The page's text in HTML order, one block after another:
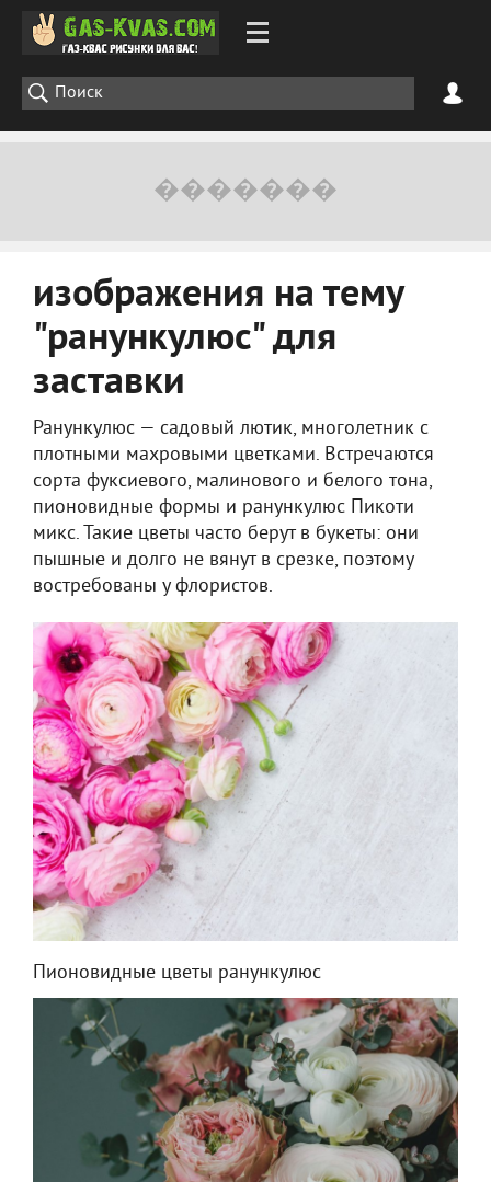
изображения на тему
"ранункулюс" для
заставки
Ранункулюс — садовый лютик, многолетник с
плотными махровыми цветками. Встречаются
сорта фуксиевого, малинового и белого тона,
пионовидные формы и ранункулюс Пикоти
микс. Такие цветы часто берут в букеты: они
пышные и долго не вянут в срезке, поэтому
востребованы у флористов.
Пионовидные цветы ранункулюс